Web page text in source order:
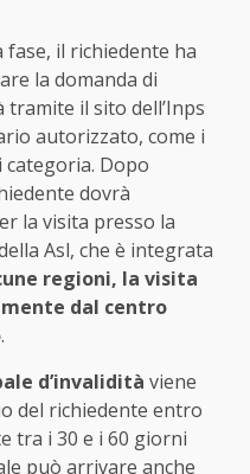
il richiedente ha
la domanda di
tramite il sito dell’Inps
autorizzato, come i
Dopo
dovrà
la visita presso la
Asl, che è integrata
regioni, la visita
dal centro
.
d’invalidità viene
del richiedente entro
tra i 30 e i 60 giorni
può arrivare anche